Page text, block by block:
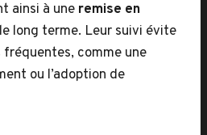
ainsi à une remise en
long terme. Leur suivi évite
comme une
ou l’adoption de